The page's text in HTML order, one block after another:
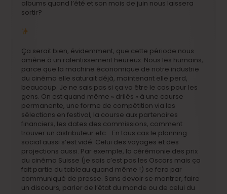
albums quand l’été et son mois de juin nous laissera
sortir?
Ça serait bien, évidemment, que cette période nous
amène à un ralentissement heureux. Nous les humains,
parce que la machine économique de notre industrie
du cinéma elle saturait déjà, maintenant elle perd,
beaucoup. Je ne sais pas si ça va être le cas pour les
gens. On est quand même « drilés » à une course
permanente, une forme de compétition via les
sélections en festival, la course aux partenaires
financiers, les dates des commissions, comment
trouver un distributeur etc… En tous cas le planning
social aussi s’est vidé. Celui des voyages et des
projections aussi. Par exemple, la cérémonie des prix
du cinéma Suisse (je sais c’est pas les Oscars mais ça
fait partie du tableau quand même !) se fera par
communiqué de presse. Sans devoir se montrer, faire
un discours, parler de l’état du monde ou de celui du